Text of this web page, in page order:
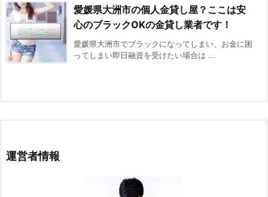
愛媛県大洲市の個人金貸し屋？ここは安
心のブラックOKの金貸し業者です！
愛媛県大洲市でブラックになってしまい、お金に困
ってしまい即日融資を受けたい場合は ...
運営者情報